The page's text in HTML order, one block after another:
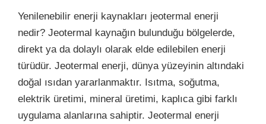
Yenilenebilir enerji kaynakları jeotermal enerji
nedir? Jeotermal kaynağın bulunduğu bölgelerde,
direkt ya da dolaylı olarak elde edilebilen enerji
türüdür. Jeotermal enerji, dünya yüzeyinin altındaki
doğal ısıdan yararlanmaktır. Isıtma, soğutma,
elektrik üretimi, mineral üretimi, kaplıca gibi farklı
uygulama alanlarına sahiptir. Jeotermal enerji